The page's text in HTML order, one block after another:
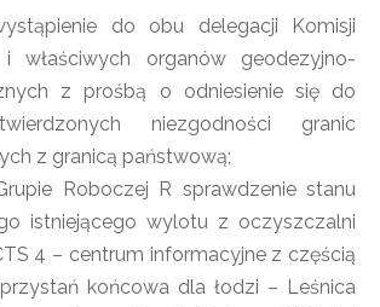
do obu delegacji Komisji
i właściwych organów geodezyjno-
z prośbą o odniesienie się do
niezgodności granic
z granicą państwową;
Roboczej R sprawdzenie stanu
istniejącego wylotu z oczyszczalni
4 – centrum informacyjne z częścią
końcowa dla łodzi – Leśnica